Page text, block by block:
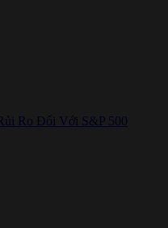
Ro Đối Với S&P 500